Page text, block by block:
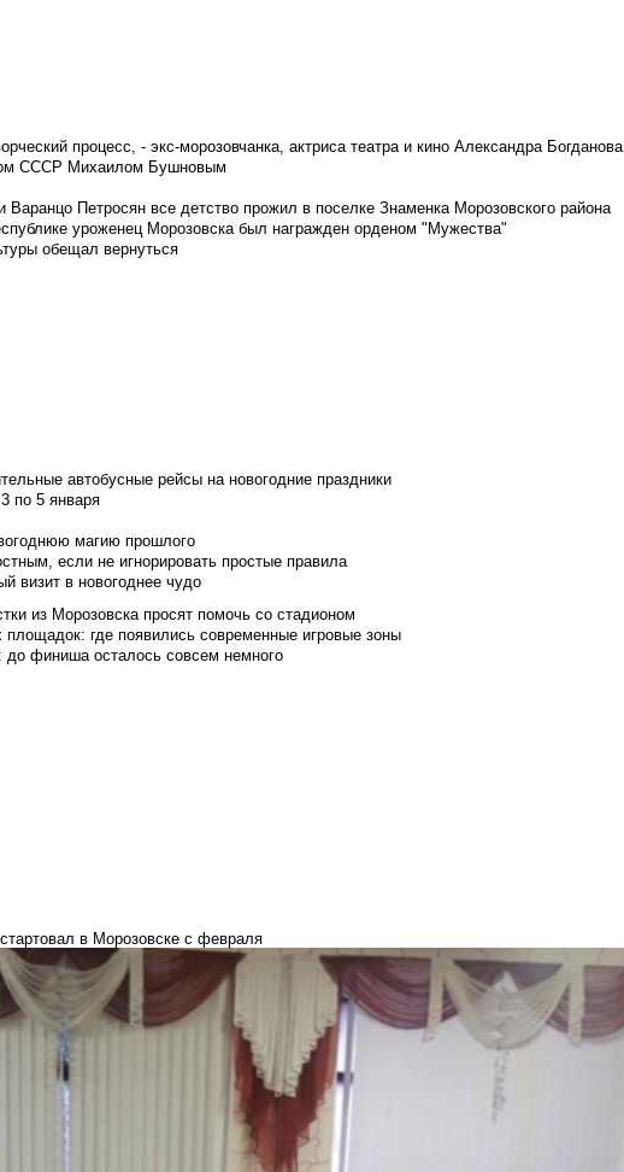
процесс, - экс-морозовчанка, актриса театра и кино Александра Богданова
СССР Михаилом Бушновым
Петросян все детство прожил в поселке Знаменка Морозовского района
уроженец Морозовска был награжден орденом "Мужества"
обещал вернуться
автобусные рейсы на новогодние праздники
по 5 января
магию прошлого
если не игнорировать простые правила
визит в новогоднее чудо
из Морозовска просят помочь со стадионом
где появились современные игровые зоны
до финиша осталось совсем немного
в Морозовске с февраля